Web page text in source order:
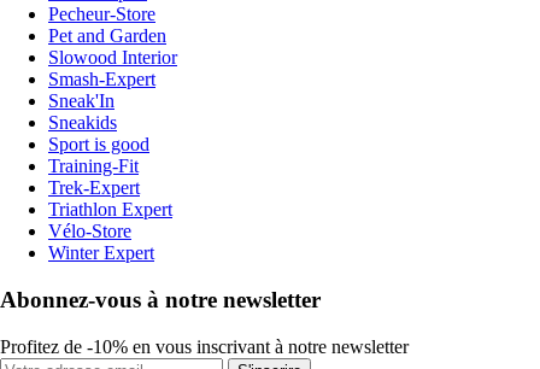
Pecheur-Store
Pet and Garden
Slowood Interior
Smash-Expert
Sneak'In
Sneakids
Sport is good
Training-Fit
Trek-Expert
Triathlon Expert
Vélo-Store
Winter Expert
Abonnez-vous à notre newsletter
Profitez de -10% en vous inscrivant à notre newsletter